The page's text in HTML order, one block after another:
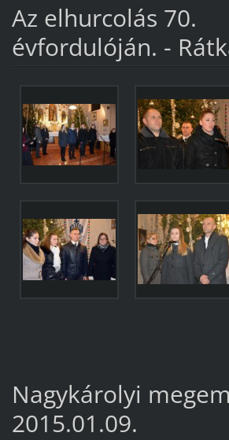
Az elhurcolás 70.
évfordulóján. -
Nagykárolyi
2015.01.09.